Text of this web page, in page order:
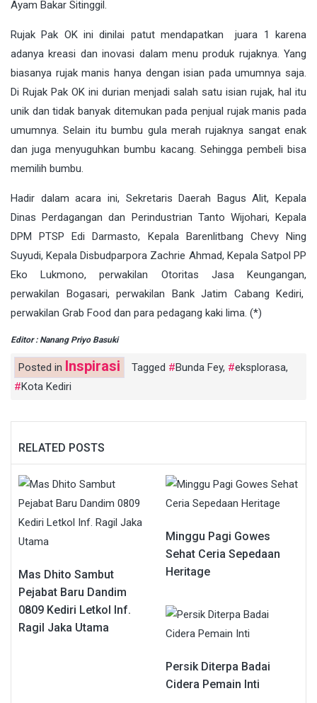
Ayam Bakar Sitinggil.
Rujak Pak OK ini dinilai patut mendapatkan juara 1 karena
adanya kreasi dan inovasi dalam menu produk rujaknya. Yang
biasanya rujak manis hanya dengan isian pada umumnya saja.
Di Rujak Pak OK ini durian menjadi salah satu isian rujak, hal itu
unik dan tidak banyak ditemukan pada penjual rujak manis pada
umumnya. Selain itu bumbu gula merah rujaknya sangat enak
dan juga menyuguhkan bumbu kacang. Sehingga pembeli bisa
memilih bumbu.
Hadir dalam acara ini, Sekretaris Daerah Bagus Alit, Kepala
Dinas Perdagangan dan Perindustrian Tanto Wijohari, Kepala
DPM PTSP Edi Darmasto, Kepala Barenlitbang Chevy Ning
Suyudi, Kepala Disbudparpora Zachrie Ahmad, Kepala Satpol PP
Eko Lukmono, perwakilan Otoritas Jasa Keungangan,
perwakilan Bogasari, perwakilan Bank Jatim Cabang Kediri,
perwakilan Grab Food dan para pedagang kaki lima. (*)
Editor : Nanang Priyo Basuki
Posted in Inspirasi Tagged Bunda Fey, eksplorasa,
Kota Kediri
RELATED POSTS
Mas Dhito Sambut
Pejabat Baru Dandim
0809 Kediri Letkol Inf.
Ragil Jaka Utama
Minggu Pagi Gowes
Sehat Ceria Sepedaan
Heritage
Persik Diterpa Badai
Cidera Pemain Inti